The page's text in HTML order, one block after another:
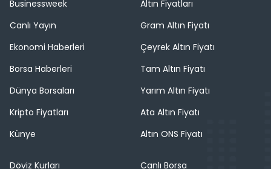
Businessweek
Canlı Yayın
Ekonomi Haberleri
Borsa Haberleri
Dünya Borsaları
Kripto Fiyatları
Künye
Altın Fiyatları
Gram Altın Fiyatı
Çeyrek Altın Fiyatı
Tam Altın Fiyatı
Yarım Altın Fiyatı
Ata Altın Fiyatı
Altın ONS Fiyatı
Döviz Kurları
Canlı Borsa